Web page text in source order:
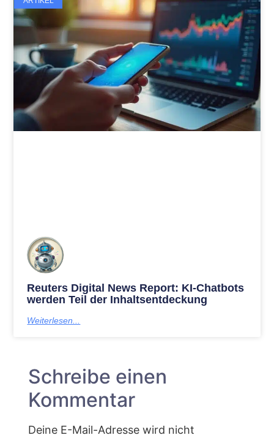
Reuters Digital News Report: KI-Chatbots
werden Teil der Inhaltsentdeckung
Weiterlesen...
Schreibe einen
Kommentar
Deine E-Mail-Adresse wird nicht